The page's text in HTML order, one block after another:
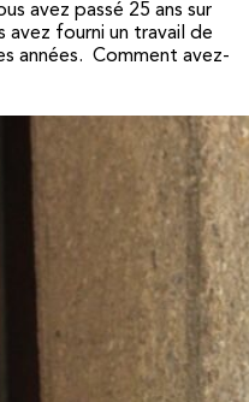
avez passé 25 ans sur
avez fourni un travail de
années. Comment avez-